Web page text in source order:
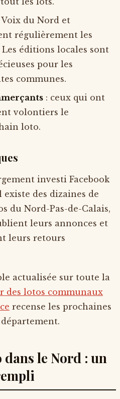
Voix du Nord et
régulièrement les
éditions locales sont
pour les
communes.
: ceux qui ont
volontiers le
loto.
investi Facebook
des dizaines de
du Nord-Pas-de-Calais,
leurs annonces et
leurs retours
actualisée sur toute la
des lotos communaux
recense les prochaines
le Nord : un